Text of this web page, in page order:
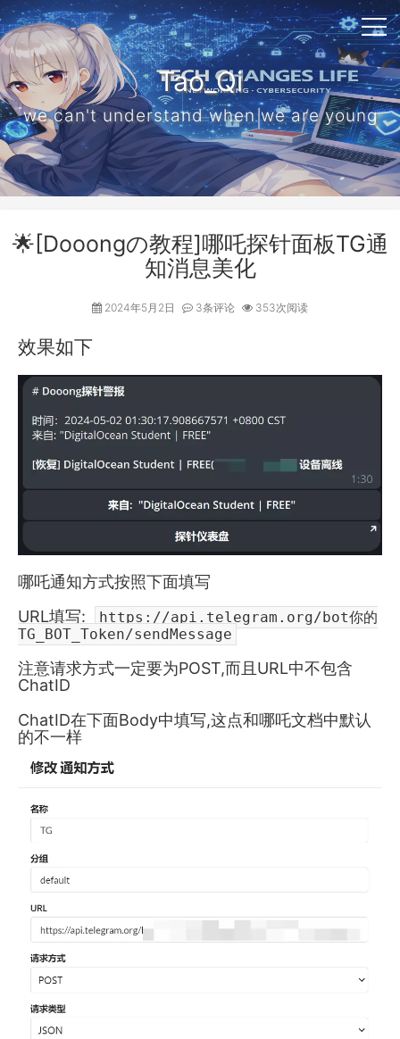
Tao_Qi
we can't understand when we are young
🌟[Dooongの教程]哪吒探针面板TG通
知消息美化
2024年5月2日 3条评论 353次阅读
效果如下
哪吒通知方式按照下面填写
URL填写:
https://api.telegram.org/bot你的
TG_BOT_Token/sendMessage
注意请求方式一定要为POST,而且URL中不包含
ChatID
ChatID在下面Body中填写,这点和哪吒文档中默认
的不一样